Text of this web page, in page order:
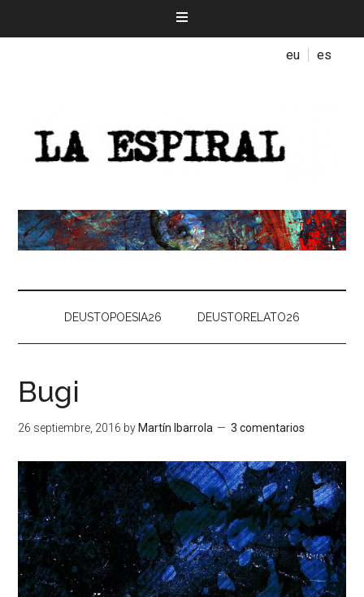
eu es
DEUSTOPOESIA26 DEUSTORELATO26
Bugi
26 septiembre, 2016 by Martín Ibarrola 3 comentarios